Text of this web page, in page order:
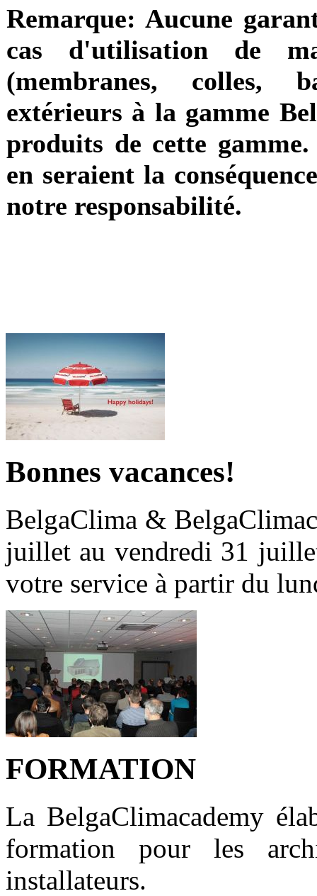
Remarque: Aucune
cas d'utilisation de
(membranes, colles,
extérieurs à la gamme
produits de cette
en seraient la
notre responsabilité.
Bonnes vacances!
BelgaClima &
juillet au vendredi 31
votre service à partir du
FORMATION
La BelgaClimacademy
formation pour les
installateurs.